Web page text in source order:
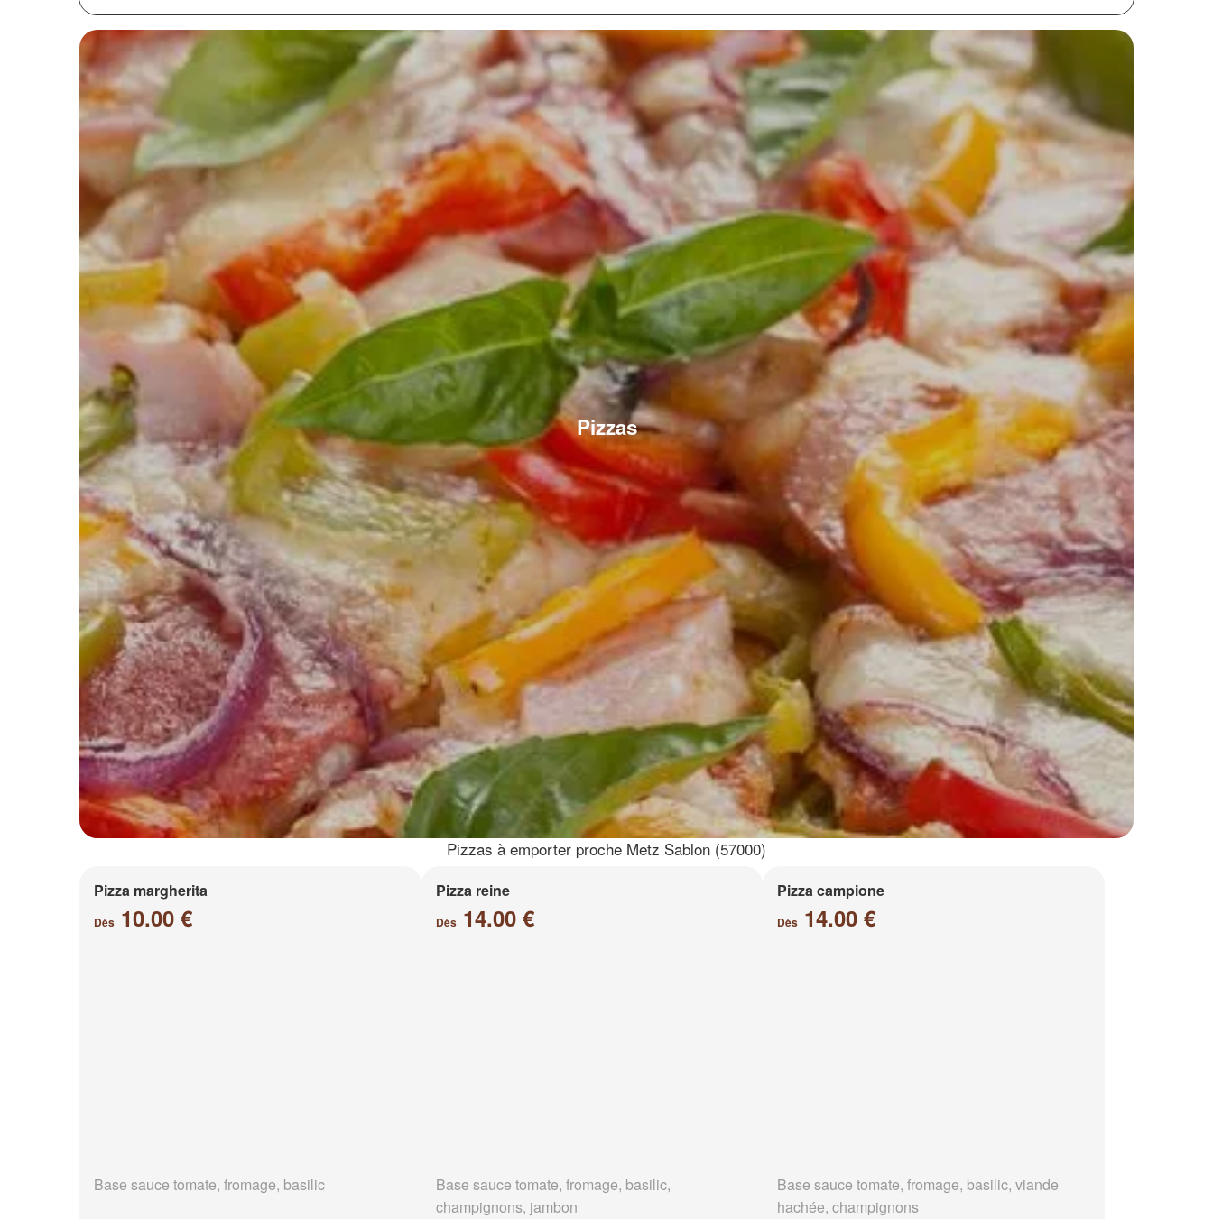
Pizzas
Pizzas à emporter proche Metz Sablon (57000)
Pizza margherita
Dès 10.00 €
Base sauce tomate, fromage, basilic
Pizza reine
Dès14.00 €
Base sauce tomate, fromage, basilic,
champignons, jambon
Pizza campione
Dès 14.00 €
Base sauce tomate, fromage, basilic, viande
hachée, champignons